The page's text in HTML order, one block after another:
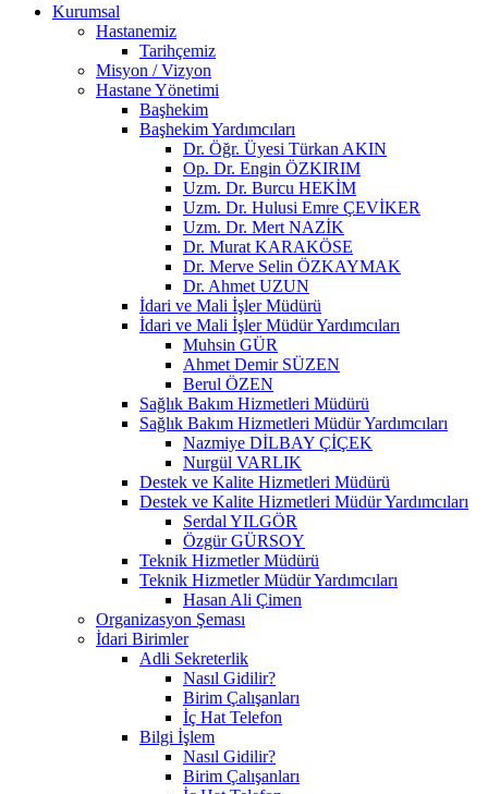
Kurumsal
Hastanemiz
Tarihçemiz
Misyon / Vizyon
Hastane Yönetimi
Başhekim
Başhekim Yardımcıları
Dr. Öğr. Üyesi Türkan AKIN
Op. Dr. Engin ÖZKIRIM
Uzm. Dr. Burcu HEKİM
Uzm. Dr. Hulusi Emre ÇEVİKER
Uzm. Dr. Mert NAZİK
Dr. Murat KARAKÖSE
Dr. Merve Selin ÖZKAYMAK
Dr. Ahmet UZUN
İdari ve Mali İşler Müdürü
İdari ve Mali İşler Müdür Yardımcıları
Muhsin GÜR
Ahmet Demir SÜZEN
Berul ÖZEN
Sağlık Bakım Hizmetleri Müdürü
Sağlık Bakım Hizmetleri Müdür Yardımcıları
Nazmiye DİLBAY ÇİÇEK
Nurgül VARLIK
Destek ve Kalite Hizmetleri Müdürü
Destek ve Kalite Hizmetleri Müdür Yardımcıları
Serdal YILGÖR
Özgür GÜRSOY
Teknik Hizmetler Müdürü
Teknik Hizmetler Müdür Yardımcıları
Hasan Ali Çimen
Organizasyon Şeması
İdari Birimler
Adli Sekreterlik
Nasıl Gidilir?
Birim Çalışanları
İç Hat Telefon
Bilgi İşlem
Nasıl Gidilir?
Birim Çalışanları